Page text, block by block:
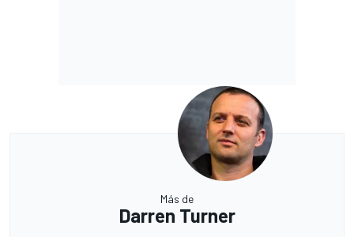
Más de
Darren Turner